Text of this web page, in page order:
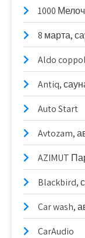
1000
8 марта,
Aldo
Antiq,
Auto Start
Avtozam,
AZIMUT
Blackbird,
Car wash,
CarAudio